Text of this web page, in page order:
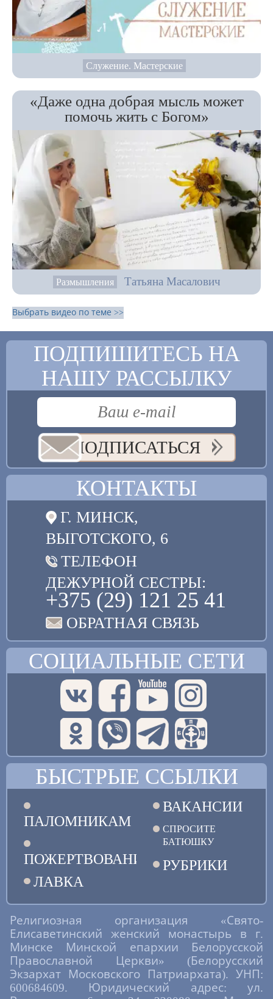
Служение. Мастерские
«Даже одна добрая мысль может
помочь жить с Богом»
Размышления Татьяна Масалович
Выбрать видео по теме >>
ПОДПИШИТЕСЬ НА
НАШУ РАССЫЛКУ
ПОДПИСАТЬСЯ
КОНТАКТЫ
Г. МИНСК,
ВЫГОТСКОГО, 6
ТЕЛЕФОН
ДЕЖУРНОЙ СЕСТРЫ:
+375 (29) 121 25 41
ОБРАТНАЯ СВЯЗЬ
СОЦИАЛЬНЫЕ СЕТИ
БЫСТРЫЕ ССЫЛКИ
ПАЛОМНИКАМ
ПОЖЕРТВОВАНИЯ
ЛАВКА
ВАКАНСИИ
СПРОСИТЕ
БАТЮШКУ
РУБРИКИ
Религиозная организация «Свято-
Елисаветинский женский монастырь в г.
Минске Минской епархии Белорусской
Православной Церкви» (Белорусский
Экзархат Московского Патриархата). УНП:
600684609. Юридический адрес: ул.